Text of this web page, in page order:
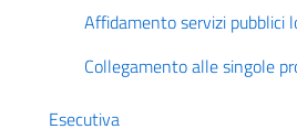
Affidamento servizi pubblici
Collegamento alle singole
Esecutiva